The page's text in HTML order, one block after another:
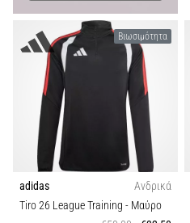
Βιωσιμότητα
adidas
Ανδρικά
Tiro 26 League Training - Μαύρο